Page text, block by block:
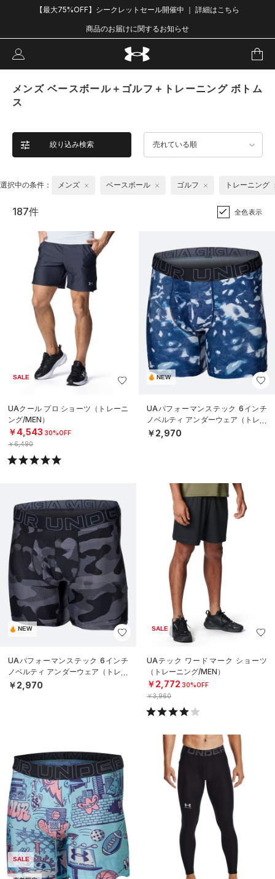
【最大75%OFF】シークレットセール開催中 ｜ 詳細はこちら
商品のお届けに関するお知らせ
メンズ ベースボール＋ゴルフ＋トレーニング ボトム
ス
絞り込み検索 売れている順
選択中の条件： メンズ ベースボール ゴルフ トレーニング
187件 全色表示
SALE
UAクール プロ ショーツ（トレーニ
ング/MEN）
￥4,543 30%OFF
￥6,490
NEW
UAパフォーマンステック 6インチ
ノベルティ アンダーウェア（トレー
ニング/MEN）
￥2,970
NEW
UAパフォーマンステック 6インチ
ノベルティ アンダーウェア（トレー
ニング/MEN）
￥2,970
SALE
UAテック ワードマーク ショーツ
（トレーニング/MEN）
￥2,772 30%OFF
￥3,960
SALE